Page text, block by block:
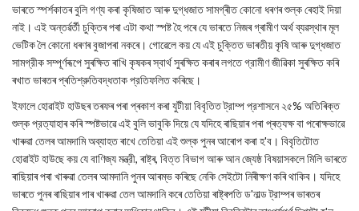
ভাৰতে স্পৰ্শকাতৰ বুলি গণ্য কৰা কৃষিজাত আৰু দুগ্ধজাত সামগ্ৰীত কোনো ধৰণৰ শুল্ক ৰেহাই দিয়া
নাই। এই অন্তৰ্ৱৰ্তী চুক্তিৰ পৰা এটা কথা স্পষ্ট হৈ পৰে যে ভাৰতে নিজৰ গ্ৰামীণ অর্থ ব্যৱস্থাৰ মূল
ভেটিক লৈ কোনো ধৰণৰ বুজাপৰা নকৰে। গোৱেলে কয় যে এই চুক্তিত ভাৰতীয় কৃষি আৰু দুগ্ধজাত
সামগ্রীক সম্পূৰ্ণৰূপে সুৰক্ষিত ৰাখি কৃষকৰ স্বাৰ্থ সুৰক্ষিত কৰাৰ লগতে গ্রামীণ জীৱিকা সুৰক্ষিত কৰি
ৰখাত ভাৰতৰ প্ৰতিশ্রুতিবদ্ধতাক প্রতিফলিত কৰিছে।
ইফালে হোৱাইট হাউছৰ তৰফৰ পৰা প্ৰকাশ কৰা যুটীয়া বিবৃতিত ট্রাম্প প্রশাসনে ২৫% অতিৰিক্ত
শুল্ক প্রত্যাহাৰ কৰি স্পষ্টভাৱে এই বুলি ভাবুকি দিয়ে যে যদিহে ৰাছিয়াৰ পৰা প্ৰত্যক্ষ বা পৰোক্ষভাৱে
খাৰুৱা তেলৰ আমদামি অব্যাহত ৰাখে তেতিয়া এই শুল্ক পুনৰ আৰোপ কৰা হ'ব। বিবৃতিটোত
হোৱাইট হাউছে কয় যে বাণিজ্য মন্ত্রী, ৰাষ্ট্ৰ, বিত্ত বিভাগ আৰু আন জ্যেষ্ঠ বিষয়াসকলে মিলি ভাৰতে
ৰাছিয়াৰ পৰা খাৰুৱা তেলৰ আমদানি পুনৰ আৰম্ভ কৰিছে নেকি সেইটো নিৰীক্ষণ কৰি থাকিব। যদিহে
ভাৰতে পুনৰ ৰাছিয়াৰ পাৰ খাৰুৱা তেল আমদানি কৰে তেতিয়া ৰাষ্ট্ৰপতি ড'নাল্ড ট্রাম্পৰ ভাৰতৰ